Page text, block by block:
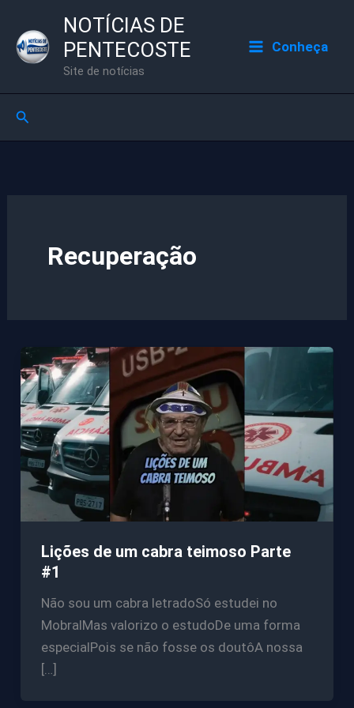
para
NOTÍCIAS DE
PENTECOSTE
Site de notícias
Conheça
Pesquisar
Recuperação
Lições de um cabra teimoso Parte
#1
Não sou um cabra letradoSó estudei no
MobralMas valorizo o estudoDe uma forma
especialPois se não fosse os doutôA nossa
[…]